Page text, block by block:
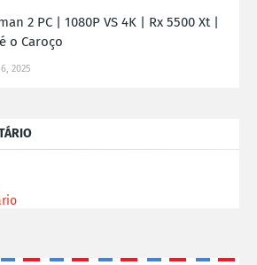
2 PC | 1080P VS 4K | Rx 5500 Xt |
o Caroço
2025